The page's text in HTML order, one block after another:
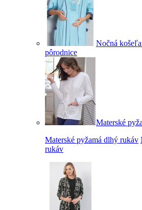
Nočná
pôrodnice
Materské
Materské pyžamá dlhý rukáv
rukáv